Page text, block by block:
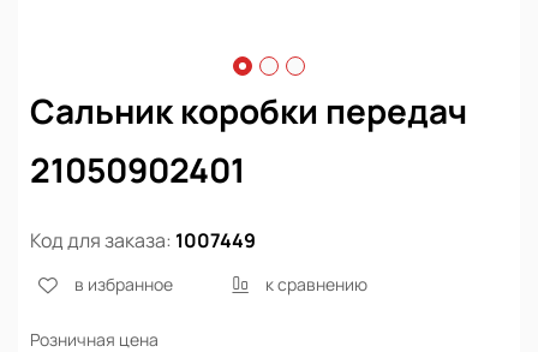
Сальник коробки передач
21050902401
Код для заказа: 1007449
в избранное к сравнению
Розничная цена